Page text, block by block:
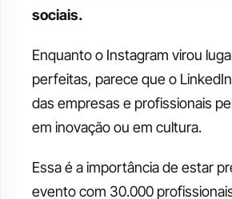
sociais.
Enquanto o Instagram virou
perfeitas, parece que o
das empresas e profissionais
em inovação ou em cultura.
Essa é a importância de estar
evento com 30.000